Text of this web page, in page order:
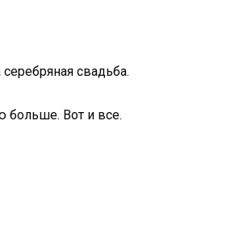
свадьба.
больше. Вот и все.